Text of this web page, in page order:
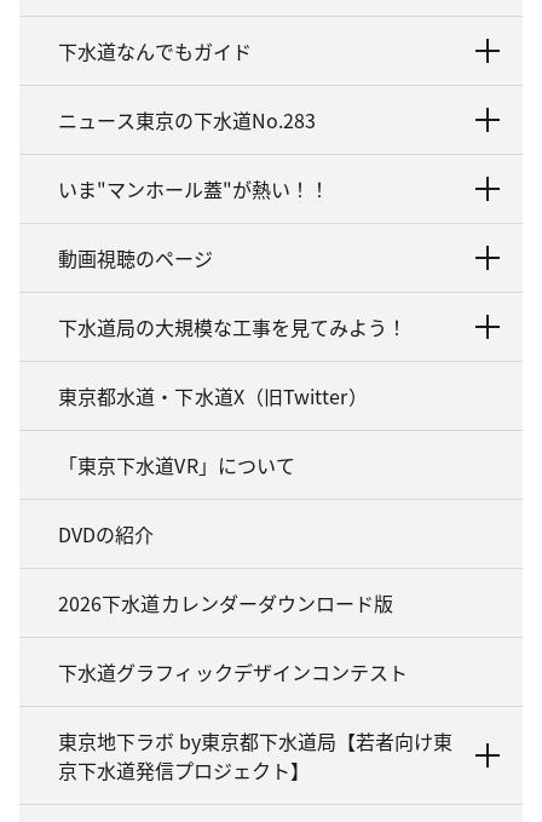
下水道なんでもガイド
ニュース東京の下水道No.283
いま"マンホール蓋"が熱い！！
動画視聴のページ
下水道局の大規模な工事を見てみよう！
東京都水道・下水道X（旧Twitter）
「東京下水道VR」について
DVDの紹介
2026下水道カレンダーダウンロード版
下水道グラフィックデザインコンテスト
東京地下ラボ by東京都下水道局【若者向け東
京下水道発信プロジェクト】